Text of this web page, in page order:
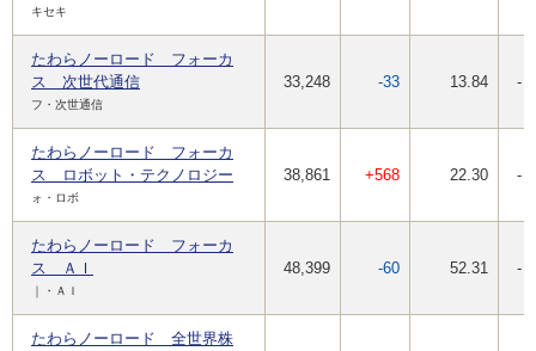
キセキ
たわらノーロード フォーカ
ス 次世代通信
フ・次世通信
33,248 -33 13.84 -
たわらノーロード フォーカ
ス ロボット・テクノロジー
ォ・ロボ
38,861 +568 22.30 -
たわらノーロード フォーカ
ス ＡＩ
｜・ＡＩ
48,399 -60 52.31 -
たわらノーロード 全世界株